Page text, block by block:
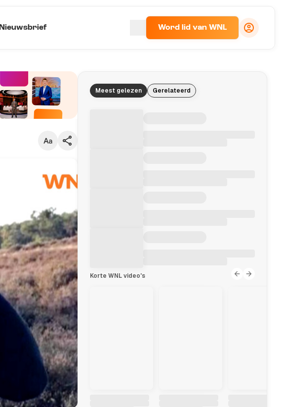
Nieuwsbrief Word lid van WNL
Kopieer link
Meest gelezen Gerelateerd
Korte WNL video's